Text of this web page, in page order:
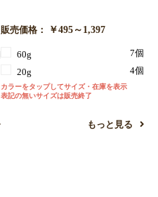
販売価格： ￥495～1,397
60g
7個
20g
4個
カラーをタップしてサイズ・在庫を表示
表記の無いサイズは販売終了
もっと見る